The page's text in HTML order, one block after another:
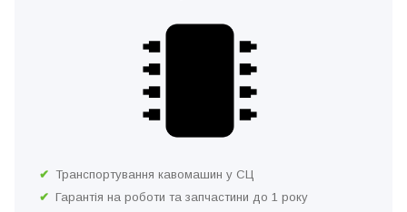
Транспортування кавомашин у СЦ
Гарантія на роботи та запчастини до 1 року